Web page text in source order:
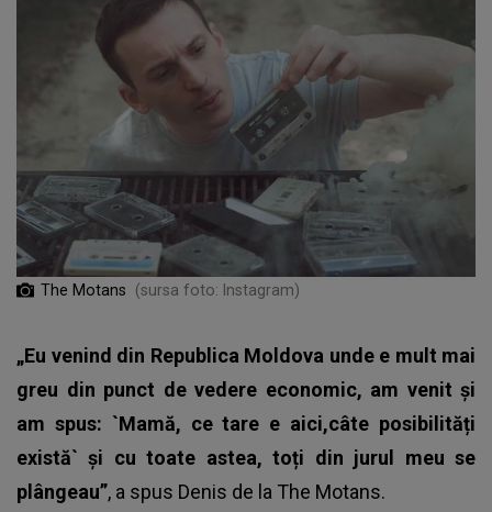
The Motans (sursa foto: Instagram)
„Eu venind din Republica Moldova unde e mult mai
greu din punct de vedere economic, am venit și
am spus: `Mamă, ce tare e aici,câte posibilități
există` și cu toate astea, toți din jurul meu se
plângeau”, a spus Denis de la The Motans.